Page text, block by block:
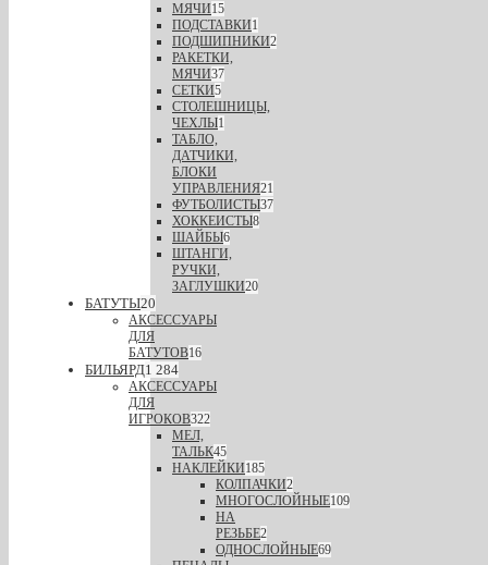
МЯЧИ15
ПОДСТАВКИ1
ПОДШИПНИКИ2
РАКЕТКИ,
МЯЧИ37
СЕТКИ5
СТОЛЕШНИЦЫ,
ЧЕХЛЫ1
ТАБЛО,
ДАТЧИКИ,
БЛОКИ
УПРАВЛЕНИЯ21
ФУТБОЛИСТЫ37
ХОККЕИСТЫ8
ШАЙБЫ6
ШТАНГИ,
РУЧКИ,
ЗАГЛУШКИ20
БАТУТЫ20
АКСЕССУАРЫ
ДЛЯ
БАТУТОВ16
БИЛЬЯРД1 284
АКСЕССУАРЫ
ДЛЯ
ИГРОКОВ322
МЕЛ,
ТАЛЬК45
НАКЛЕЙКИ185
КОЛПАЧКИ2
МНОГОСЛОЙНЫЕ109
НА
РЕЗЬБЕ2
ОДНОСЛОЙНЫЕ69